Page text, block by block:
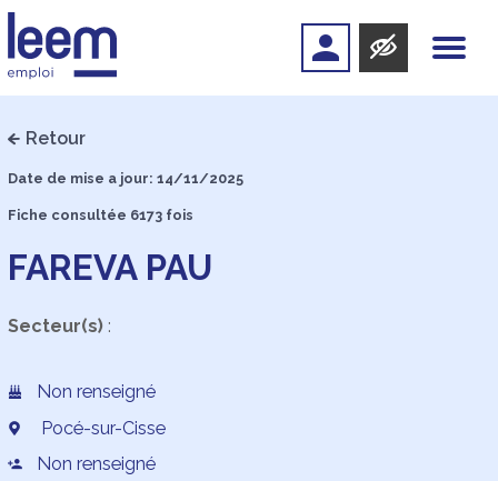
Retour
Date de mise a jour: 14/11/2025
Fiche consultée 6173 fois
FAREVA PAU
Secteur(s):
Non renseigné
Pocé-sur-Cisse
Non renseigné